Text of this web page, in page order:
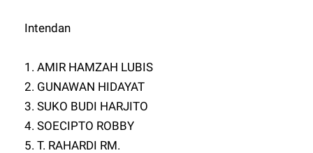
Intendan
1. AMIR HAMZAH LUBIS
2. GUNAWAN HIDAYAT
3. SUKO BUDI HARJITO
4. SOECIPTO ROBBY
5. T. RAHARDI RM.